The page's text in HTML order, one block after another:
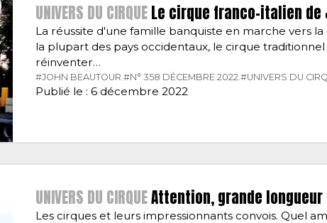
UNIVERS DU CIRQUELe cirque franco-italien de
La réussite d'une famille banquiste en marche vers
la plupart des pays occidentaux, le cirque
réinventer…
#JOHN BEAUTOUR. #N° 358 DÉCEMBRE 2022. #UNIVERS DU
Publié le : 6 décembre 2022
UNIVERS DU CIRQUEAttention, grande longueur
Les cirques et leurs impressionnants convois. Quel